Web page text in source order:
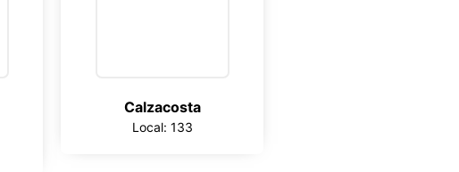
Calzacosta
Local: 133